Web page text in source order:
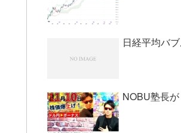
日経平均バ
NOBU塾長